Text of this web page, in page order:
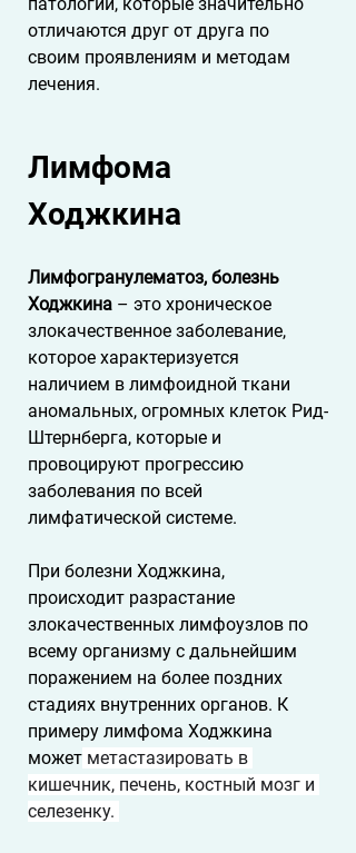
отличаются друг от друга по
своим проявлениям и методам
лечения.
Лимфома
Ходжкина
Лимфогранулематоз, болезнь
Ходжкина – это хроническое
злокачественное заболевание,
которое характеризуется
наличием в лимфоидной ткани
аномальных, огромных клеток Рид-
Штернберга, которые и
провоцируют прогрессию
заболевания по всей
лимфатической системе.
При болезни Ходжкина,
происходит разрастание
злокачественных лимфоузлов по
всему организму с дальнейшим
поражением на более поздних
стадиях внутренних органов. К
примеру лимфома Ходжкина
может метастазировать в
кишечник, печень, костный мозг и
селезенку.